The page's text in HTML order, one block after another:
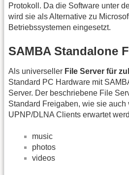
Protokoll. Da die Software unter
wird sie als Alternative zu
Betriebssystemen eingesetzt.
SAMBA Standalone
Als universeller File Server für
Standard PC Hardware mit
Server. Der beschriebene File
Standard Freigaben, wie sie auch
UPNP/DLNA Clients erwartet
music
photos
videos